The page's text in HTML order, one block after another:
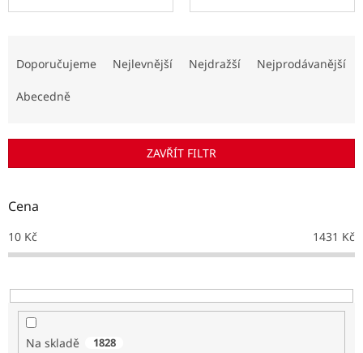
r
d
k
t
Doporučujeme Nejlevnější Nejdražší Nejprodávanější
Abecedně
ZAVŘÍT FILTR
Cena
10 Kč 1431 Kč
Na skladě 1828